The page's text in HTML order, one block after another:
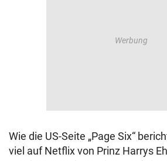
Wie die US-Seite „Page Six“
viel auf Netflix von Prinz Harrys